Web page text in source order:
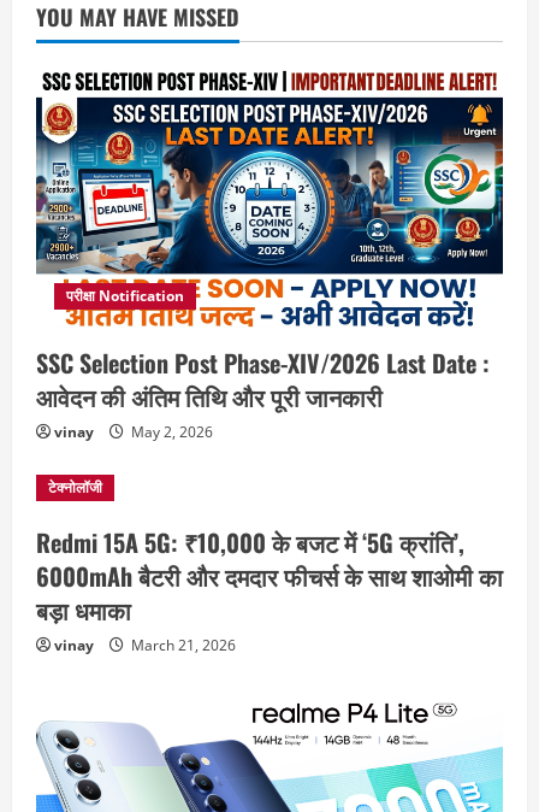
2026
का
मिड-
हीरो
–
स्पेक्स,
फायदे
और
खरीदने
की
सलाह
YOU MAY HAVE MISSED
परीक्षा Notification
SSC Selection Post Phase-XIV/2026 Last Date :
आवेदन की अंतिम तिथि और पूरी जानकारी
vinay May 2, 2026
टेक्नोलॉजी
Redmi 15A 5G: ₹10,000 के बजट में ‘5G क्रांति’,
6000mAh बैटरी और दमदार फीचर्स के साथ शाओमी का
बड़ा धमाका
vinay March 21, 2026